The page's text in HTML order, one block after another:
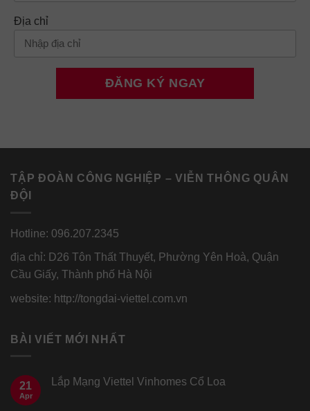
Địa chỉ
TẬP ĐOÀN CÔNG NGHIỆP – VIỄN THÔNG QUÂN
ĐỘI
Hotline: 096.207.2345
địa chỉ: D26 Tôn Thất Thuyết, Phường Yên Hoà, Quận
Cầu Giấy, Thành phố Hà Nội
website: http://tongdai-viettel.com.vn
BÀI VIẾT MỚI NHẤT
21
Apr
Lắp Mạng Viettel Vinhomes Cổ Loa